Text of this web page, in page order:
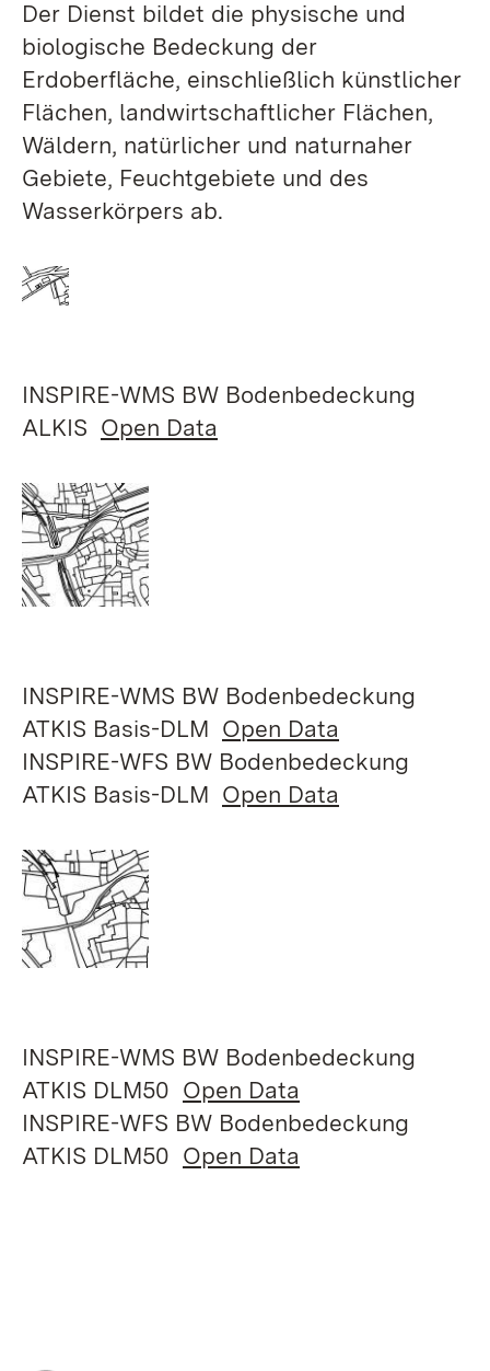
Der Dienst bildet die physische und
biologische Bedeckung der
Erdoberfläche, einschließlich künstlicher
Flächen, landwirtschaftlicher Flächen,
Wäldern, natürlicher und naturnaher
Gebiete, Feuchtgebiete und des
Wasserkörpers ab.
INSPIRE-WMS BW Bodenbedeckung
ALKIS Open Data
INSPIRE-WMS BW Bodenbedeckung
ATKIS Basis-DLM Open Data
INSPIRE-WFS BW Bodenbedeckung
ATKIS Basis-DLM Open Data
INSPIRE-WMS BW Bodenbedeckung
ATKIS DLM50 Open Data
INSPIRE-WFS BW Bodenbedeckung
ATKIS DLM50 Open Data